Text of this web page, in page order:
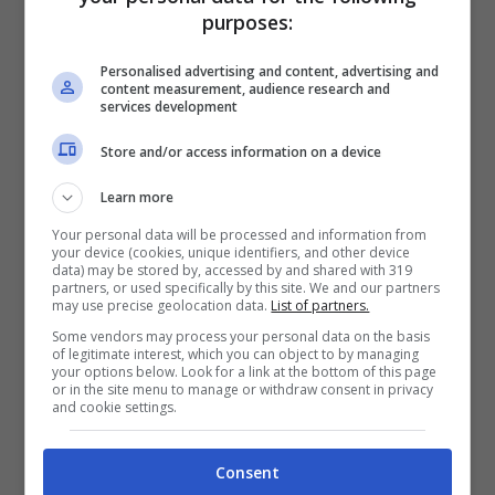
dichiarazioni di Irama dopo
la “performance”
Foto Instagram da
https://www.instagram.com/irama.plume/
ci ha tenuto a precisare che
purposes:
Personalised advertising and content, advertising and
content measurement, audience research and
services development
Store and/or access information on a device
Learn more
Your personal data will be processed and information from
your device (cookies, unique identifiers, and other device
data) may be stored by, accessed by and shared with 319
partners, or used specifically by this site. We and our partners
may use precise geolocation data. List of partners.
Some vendors may process your personal data on the basis
of legitimate interest, which you can object to by managing
your options below. Look for a link at the bottom of this page
or in the site menu to manage or withdraw consent in privacy
and cookie settings.
Consent